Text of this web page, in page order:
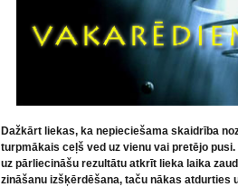
Dažkārt liekas, ka nepieciešama skaidrība
turpmākais ceļš ved uz vienu vai pretējo
uz pārliecināšu rezultātu atkrīt lieka laika
zināšanu izšķērdēšana, taču nākas atdurties